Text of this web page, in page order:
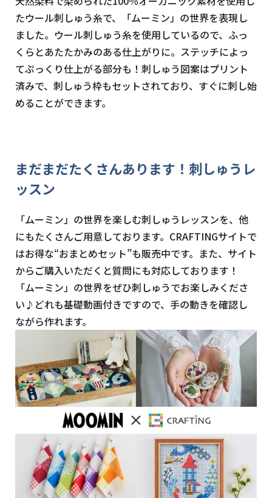
たウール刺しゅう糸で、「ムーミン」の世界を表現し
ました。ウール刺しゅう糸を使用しているので、ふっ
くらとあたたかみのある仕上がりに。ステッチによっ
てぷっくり仕上がる部分も！刺しゅう図案はプリント
済みで、刺しゅう枠もセットされており、すぐに刺し始
めることができます。
まだまだたくさんあります！刺しゅうレ
ッスン
「ムーミン」の世界を楽しむ刺しゅうレッスンを、他
にもたくさんご用意しております。 CRAFTINGサイトで
はお得な“おまとめセット”も販売中です。また、サイト
からご購入いただくと質問にも対応しております！
「ムーミン」の世界をぜひ刺しゅうでお楽しみくださ
い♪どれも基礎動画付きですので、手の動きを確認し
ながら作れます。